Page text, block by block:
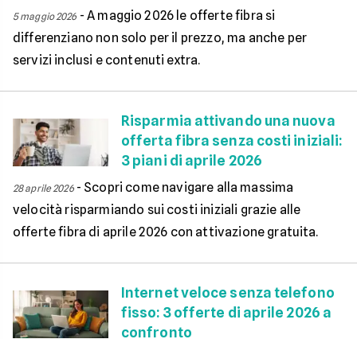
5 maggio 2026 -A maggio 2026 le offerte fibra si
differenziano non solo per il prezzo, ma anche per
servizi inclusi e contenuti extra.
Risparmia attivando una nuova
offerta fibra senza costi iniziali:
3 piani di aprile 2026
28 aprile 2026- Scopri come navigare alla massima
velocità risparmiando sui costi iniziali grazie alle
offerte fibra di aprile 2026 con attivazione gratuita.
Internet veloce senza telefono
fisso: 3 offerte di aprile 2026 a
confronto